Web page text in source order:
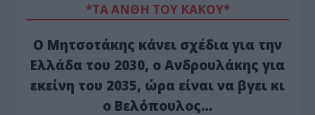
*ΤΑ ΆΝΘΗ ΤΟΥ ΚΑΚΟΎ*
Ο Μητσοτάκης κάνει σχέδια για την
Ελλάδα του 2030, ο Ανδρουλάκης για
εκείνη του 2035, ώρα είναι να βγει κι
ο Βελόπουλος…